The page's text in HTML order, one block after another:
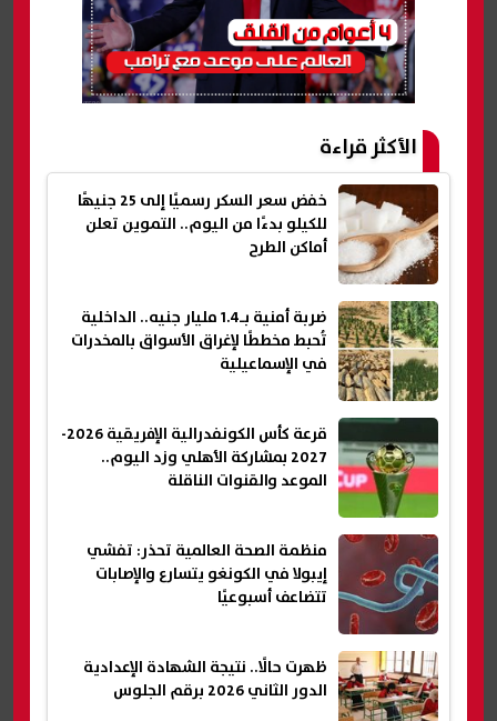
الأكثر قراءة
خفض سعر السكر رسميًا إلى 25 جنيهًا
للكيلو بدءًا من اليوم.. التموين تعلن
أماكن الطرح
ضربة أمنية بـ1.4 مليار جنيه.. الداخلية
تُحبط مخططًا لإغراق الأسواق بالمخدرات
في الإسماعيلية
قرعة كأس الكونفدرالية الإفريقية 2026-
2027 بمشاركة الأهلي وزد اليوم..
الموعد والقنوات الناقلة
منظمة الصحة العالمية تحذر: تفشي
إيبولا في الكونغو يتسارع والإصابات
تتضاعف أسبوعيًا
ظهرت حالًا.. نتيجة الشهادة الإعدادية
الدور الثاني 2026 برقم الجلوس